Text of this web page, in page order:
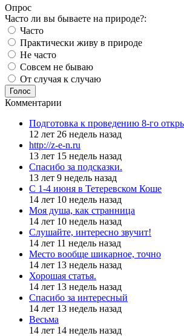
Опрос
Часто ли вы бываете на природе?:
Часто
Практически живу в природе
Не часто
Совсем не бываю
От случая к случаю
Голос
Комментарии
Подготовка к проведению 8-го
12 лет 26 недель назад
http://z-e-n.ru
13 лет 15 недель назад
Спасибо за подсказки.
13 лет 9 недель назад
С 1-4 июня в Тетеревском Коше
14 лет 10 недель назад
Моя душа, как странница
14 лет 10 недель назад
Слушайте, интересно звучит!
14 лет 11 недель назад
Место вообще шикарное, точно
14 лет 13 недель назад
Хорошая статья.
14 лет 13 недель назад
Спасибо за интересный
14 лет 13 недель назад
Весьма
14 лет 14 недель назад